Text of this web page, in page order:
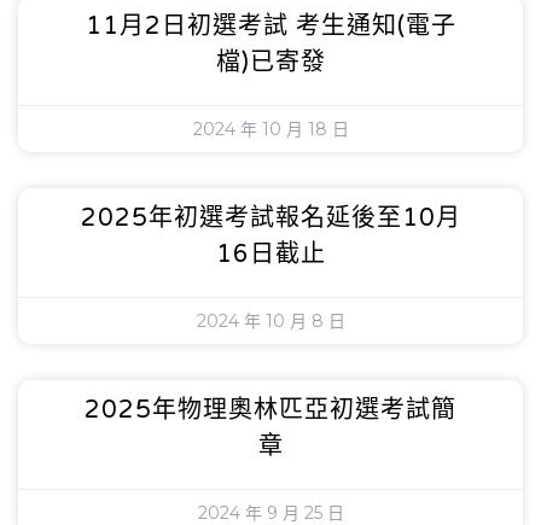
11月2日初選考試 考生通知(電子
檔)已寄發
2024 年 10 月 18 日
2025年初選考試報名延後至10月
16日截止
2024 年 10 月 8 日
2025年物理奧林匹亞初選考試簡
章
2024 年 9 月 25 日